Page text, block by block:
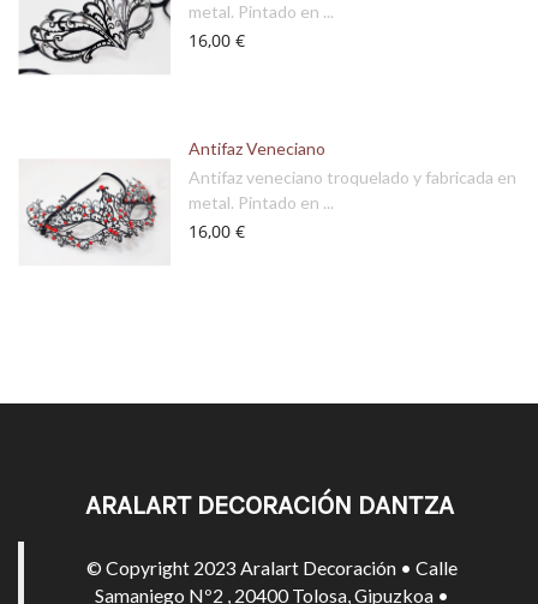
metal. Pintado en ...
16,00 €
Antifaz Veneciano
Antifaz veneciano troquelado y fabricada en
metal. Pintado en ...
16,00 €
ARALART DECORACIÓN DANTZA
© Copyright 2023 Aralart Decoración • Calle
Samaniego Nº2 , 20400 Tolosa, Gipuzkoa •